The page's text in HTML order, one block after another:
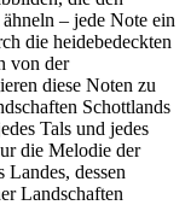
– jede Note ein
die heidebedeckten
von der
diese Noten zu
Schottlands
Tals und jedes
die Melodie der
Landes, dessen
Landschaften